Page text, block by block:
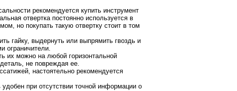
рекомендуется купить инструмент
отвертка постоянно используется в
но покупать такую отвертку стоит в том
гайку, выдернуть или выпрямить гвоздь и
ограничители.
их можно на любой горизонтальной
не повреждая ее.
настоятельно рекомендуется
при отсутствии точной информации о